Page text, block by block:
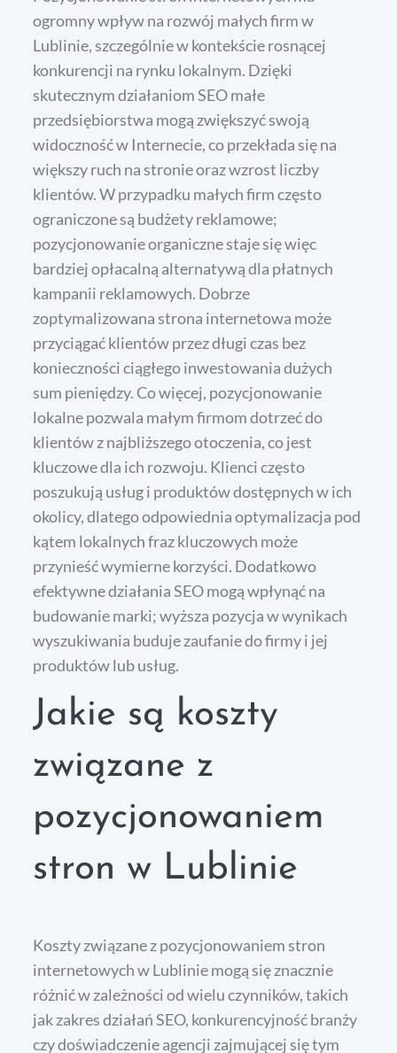
ogromny wpływ na rozwój małych firm w
Lublinie, szczególnie w kontekście rosnącej
konkurencji na rynku lokalnym. Dzięki
skutecznym działaniom SEO małe
przedsiębiorstwa mogą zwiększyć swoją
widoczność w Internecie, co przekłada się na
większy ruch na stronie oraz wzrost liczby
klientów. W przypadku małych firm często
ograniczone są budżety reklamowe;
pozycjonowanie organiczne staje się więc
bardziej opłacalną alternatywą dla płatnych
kampanii reklamowych. Dobrze
zoptymalizowana strona internetowa może
przyciągać klientów przez długi czas bez
konieczności ciągłego inwestowania dużych
sum pieniędzy. Co więcej, pozycjonowanie
lokalne pozwala małym firmom dotrzeć do
klientów z najbliższego otoczenia, co jest
kluczowe dla ich rozwoju. Klienci często
poszukują usług i produktów dostępnych w ich
okolicy, dlatego odpowiednia optymalizacja pod
kątem lokalnych fraz kluczowych może
przynieść wymierne korzyści. Dodatkowo
efektywne działania SEO mogą wpłynąć na
budowanie marki; wyższa pozycja w wynikach
wyszukiwania buduje zaufanie do firmy i jej
produktów lub usług.
Jakie są koszty
związane z
pozycjonowaniem
stron w Lublinie
Koszty związane z pozycjonowaniem stron
internetowych w Lublinie mogą się znacznie
różnić w zależności od wielu czynników, takich
jak zakres działań SEO, konkurencyjność branży
czy doświadczenie agencji zajmującej się tym